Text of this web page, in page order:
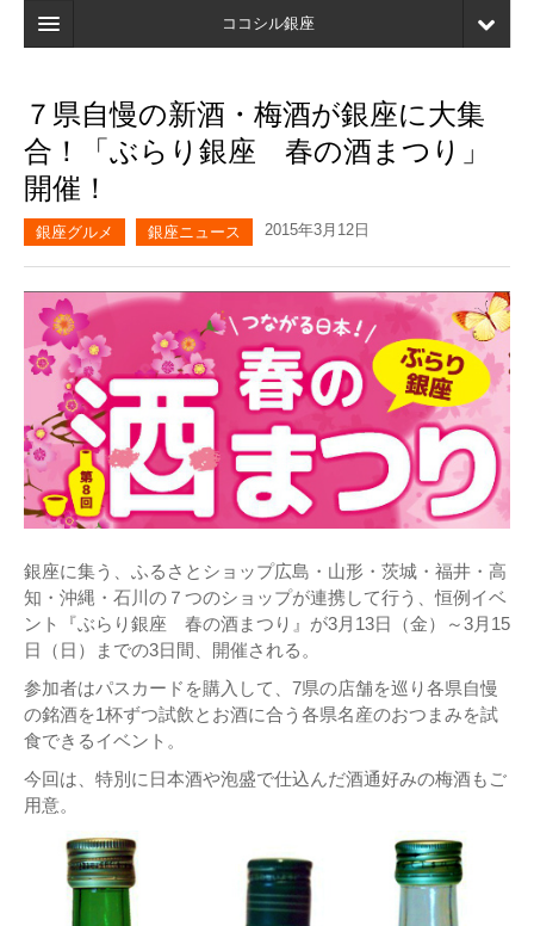
ココシル銀座
検索
店舗・施設最新情報
口コミ
マイページ
ブックマーク
７県自慢の新酒・梅酒が銀座に大集
合！「ぶらり銀座 春の酒まつり」
開催！
銀座グルメ 銀座ニュース 2015年3月12日
銀座に集う、ふるさとショップ広島・山形・茨城・福井・高
知・沖縄・石川の７つのショップが連携して行う、恒例イベ
ント『ぶらり銀座 春の酒まつり』が3月13日（金）～3月15
日（日）までの3日間、開催される。
参加者はパスカードを購入して、7県の店舗を巡り各県自慢
の銘酒を1杯ずつ試飲とお酒に合う各県名産のおつまみを試
食できるイベント。
今回は、特別に日本酒や泡盛で仕込んだ酒通好みの梅酒もご
用意。